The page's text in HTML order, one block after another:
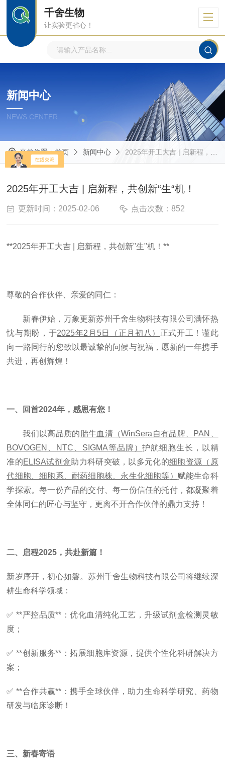
千舍生物
让实验更省心！
新闻中心
NEWS CENTER
当前位置：首页 新闻中心 2025年开工大吉 | 启新程，共创新“生“机！
2025年开工大吉 | 启新程，共创新“生“机！
更新时间：2025-02-06 点击次数：852
**2025年开工大吉 | 启新程，共创新"生"机！**
尊敬的合作伙伴、亲爱的同仁：
新春伊始，万象更新苏州千舍生物科技有限公司满怀热
忱与期盼，于2025年2月5日（正月初八） 正式开工！谨此
向一路同行的您致以最诚挚的问候与祝福，愿新的一年携手
共进，再创辉煌！
一、 回首2024年 ，感恩有您！
我们以高品质的 胎牛血清 （WinSera自有品牌、PAN、
BOVOGEN、NTC、SIGMA等品牌 ）护航细胞生长，以精
准的ELISA试剂盒助力科研突破，以多元化的细胞资源 （ 原
代细胞、细胞系、耐药细胞株、永生化细胞等） 赋能生命科
学探索。每一份产品的交付、每一份信任的托付，都凝聚着
全体同仁的匠心与坚守，更离不开合作伙伴的鼎力支持！
二、 启程2025，共赴新篇！
新岁序开，初心如磐。苏州千舍生物科技有限公司 将继续深
耕生命科学领域：
✅ **严控品质**：优化血清纯化工艺，升级试剂盒检测灵敏
度；
✅ **创新服务**：拓展细胞库资源，提供个性化科研解决方
案；
✅ **合作共赢**：携手全球伙伴，助力生命科学研究、药物
研发与临床诊断！
三、 新春寄语